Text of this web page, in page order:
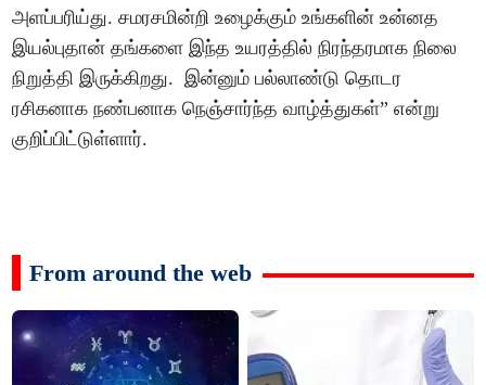
அளப்பரிய்து. சமரசமின்றி உழைக்கும் உங்களின் உன்னத
இயல்புதான் தங்களை இந்த உயரத்தில் நிரந்தரமாக நிலை
நிறுத்தி இருக்கிறது. இன்னும் பல்லாண்டு தொடர
ரசிகனாக நண்பனாக நெஞ்சார்ந்த வாழ்த்துகள்” என்று
குறிப்பிட்டுள்ளார்.
From around the web